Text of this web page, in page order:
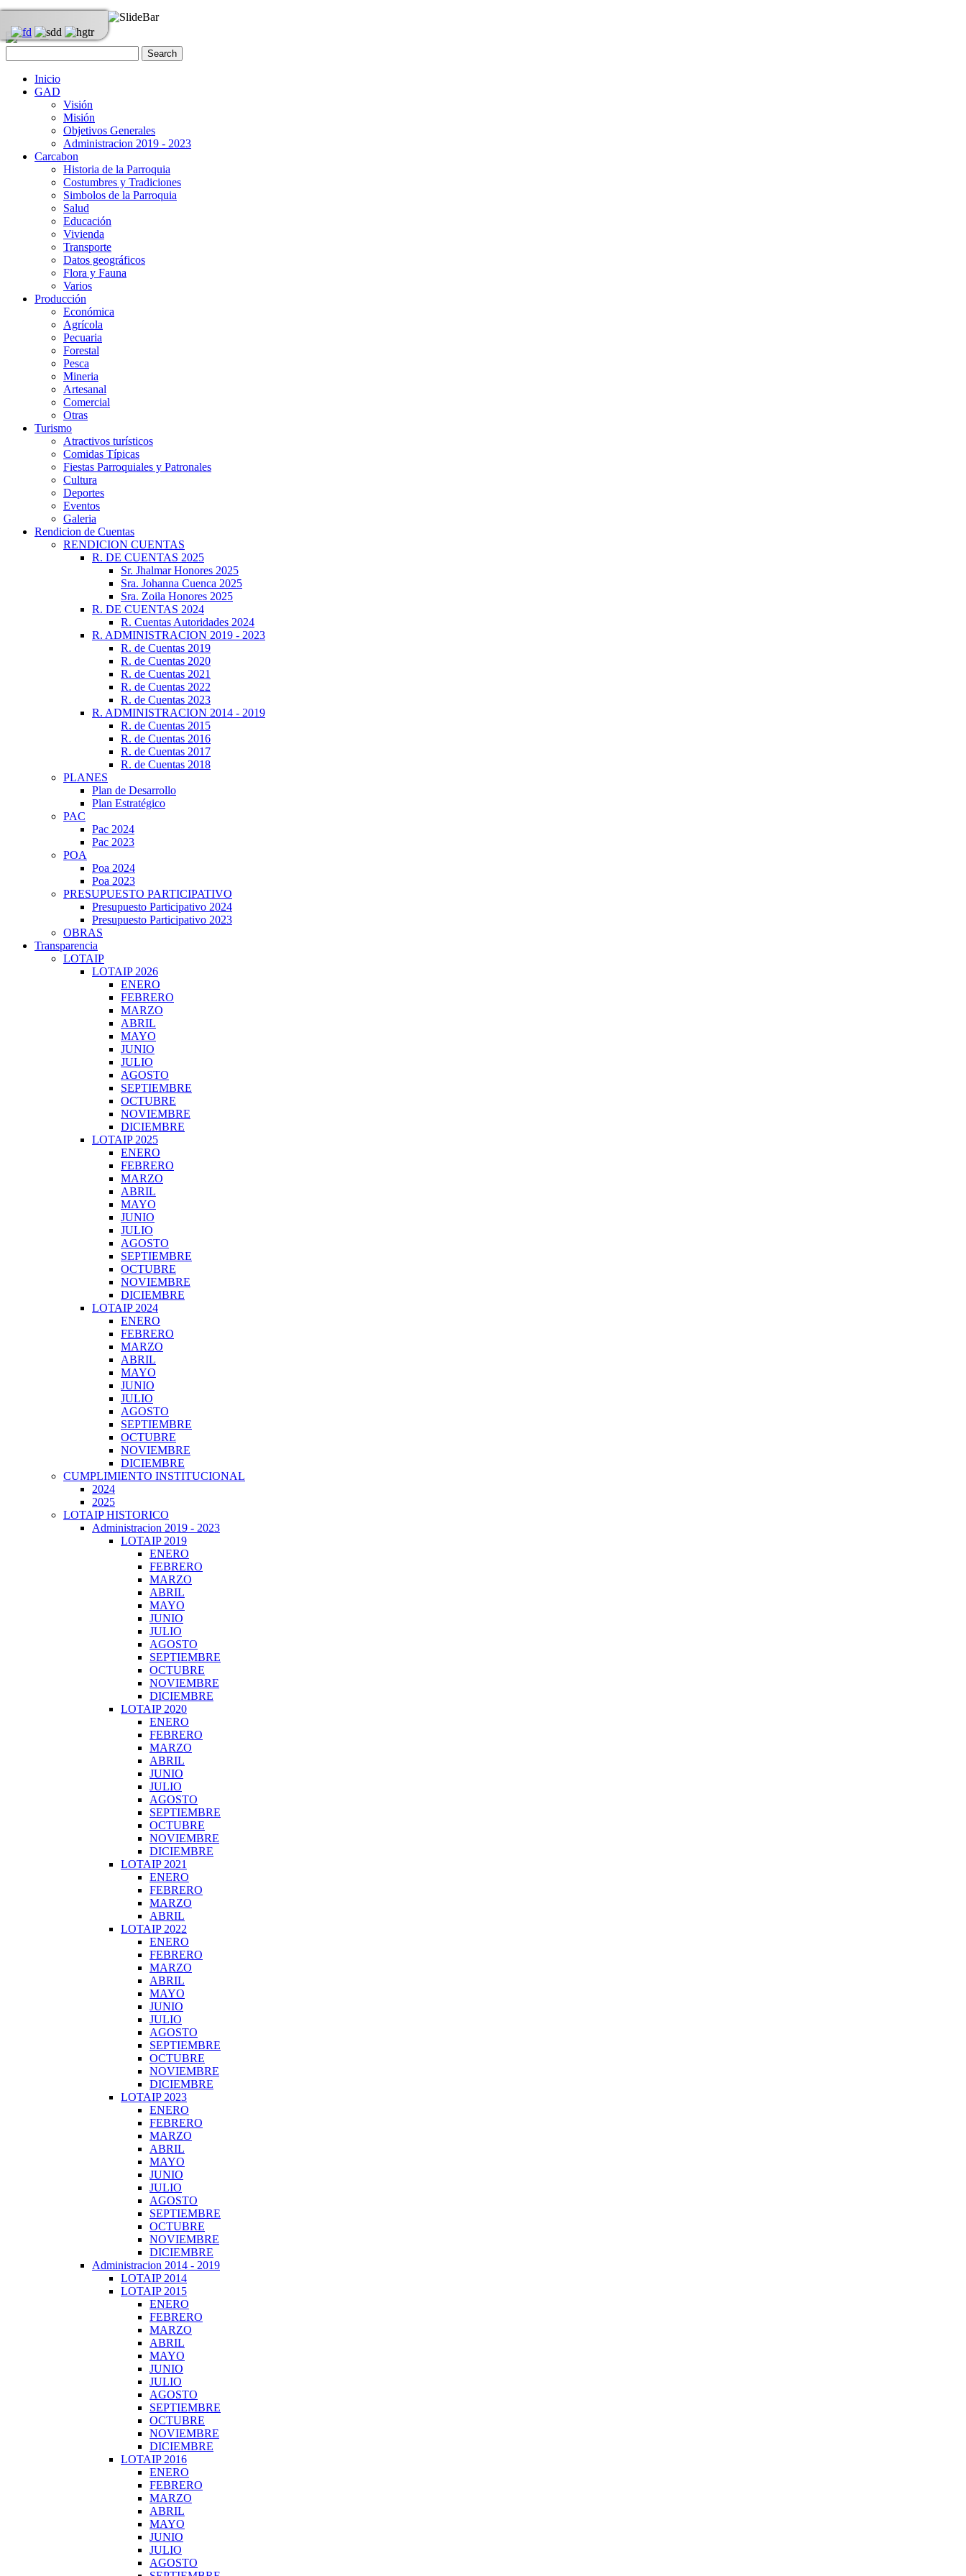
Inicio
GAD
Visión
Misión
Objetivos Generales
Administracion 2019 - 2023
Carcabon
Historia de la Parroquia
Costumbres y Tradiciones
Simbolos de la Parroquia
Salud
Educación
Vivienda
Transporte
Datos geográficos
Flora y Fauna
Varios
Producción
Económica
Agrícola
Pecuaria
Forestal
Pesca
Mineria
Artesanal
Comercial
Otras
Turismo
Atractivos turísticos
Comidas Típicas
Fiestas Parroquiales y Patronales
Cultura
Deportes
Eventos
Galeria
Rendicion de Cuentas
RENDICION CUENTAS
R. DE CUENTAS 2025
Sr. Jhalmar Honores 2025
Sra. Johanna Cuenca 2025
Sra. Zoila Honores 2025
R. DE CUENTAS 2024
R. Cuentas Autoridades 2024
R. ADMINISTRACION 2019 - 2023
R. de Cuentas 2019
R. de Cuentas 2020
R. de Cuentas 2021
R. de Cuentas 2022
R. de Cuentas 2023
R. ADMINISTRACION 2014 - 2019
R. de Cuentas 2015
R. de Cuentas 2016
R. de Cuentas 2017
R. de Cuentas 2018
PLANES
Plan de Desarrollo
Plan Estratégico
PAC
Pac 2024
Pac 2023
POA
Poa 2024
Poa 2023
PRESUPUESTO PARTICIPATIVO
Presupuesto Participativo 2024
Presupuesto Participativo 2023
OBRAS
Transparencia
LOTAIP
LOTAIP 2026
ENERO
FEBRERO
MARZO
ABRIL
MAYO
JUNIO
JULIO
AGOSTO
SEPTIEMBRE
OCTUBRE
NOVIEMBRE
DICIEMBRE
LOTAIP 2025
ENERO
FEBRERO
MARZO
ABRIL
MAYO
JUNIO
JULIO
AGOSTO
SEPTIEMBRE
OCTUBRE
NOVIEMBRE
DICIEMBRE
LOTAIP 2024
ENERO
FEBRERO
MARZO
ABRIL
MAYO
JUNIO
JULIO
AGOSTO
SEPTIEMBRE
OCTUBRE
NOVIEMBRE
DICIEMBRE
CUMPLIMIENTO INSTITUCIONAL
2024
2025
LOTAIP HISTORICO
Administracion 2019 - 2023
LOTAIP 2019
ENERO
FEBRERO
MARZO
ABRIL
MAYO
JUNIO
JULIO
AGOSTO
SEPTIEMBRE
OCTUBRE
NOVIEMBRE
DICIEMBRE
LOTAIP 2020
ENERO
FEBRERO
MARZO
ABRIL
JUNIO
JULIO
AGOSTO
SEPTIEMBRE
OCTUBRE
NOVIEMBRE
DICIEMBRE
LOTAIP 2021
ENERO
FEBRERO
MARZO
ABRIL
LOTAIP 2022
ENERO
FEBRERO
MARZO
ABRIL
MAYO
JUNIO
JULIO
AGOSTO
SEPTIEMBRE
OCTUBRE
NOVIEMBRE
DICIEMBRE
LOTAIP 2023
ENERO
FEBRERO
MARZO
ABRIL
MAYO
JUNIO
JULIO
AGOSTO
SEPTIEMBRE
OCTUBRE
NOVIEMBRE
DICIEMBRE
Administracion 2014 - 2019
LOTAIP 2014
LOTAIP 2015
ENERO
FEBRERO
MARZO
ABRIL
MAYO
JUNIO
JULIO
AGOSTO
SEPTIEMBRE
OCTUBRE
NOVIEMBRE
DICIEMBRE
LOTAIP 2016
ENERO
FEBRERO
MARZO
ABRIL
MAYO
JUNIO
JULIO
AGOSTO